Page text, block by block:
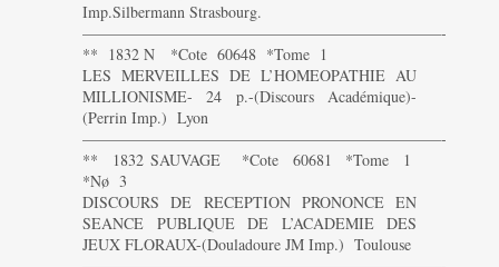
Imp.Silbermann Strasbourg.
———————————————————————-
** 1832 N *Cote 60648 *Tome 1
LES MERVEILLES DE L’HOMEOPATHIE AU
MILLIONISME- 24 p.-(Discours Académique)-
(Perrin Imp.) Lyon
———————————————————————-
** 1832 SAUVAGE *Cote 60681 *Tome 1
*Nø 3
DISCOURS DE RECEPTION PRONONCE EN
SEANCE PUBLIQUE DE L’ACADEMIE DES
JEUX FLORAUX-(Douladoure JM Imp.) Toulouse